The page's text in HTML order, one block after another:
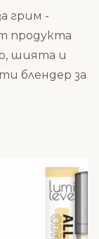
грим -
продукта
шията и
блендер за
в любими